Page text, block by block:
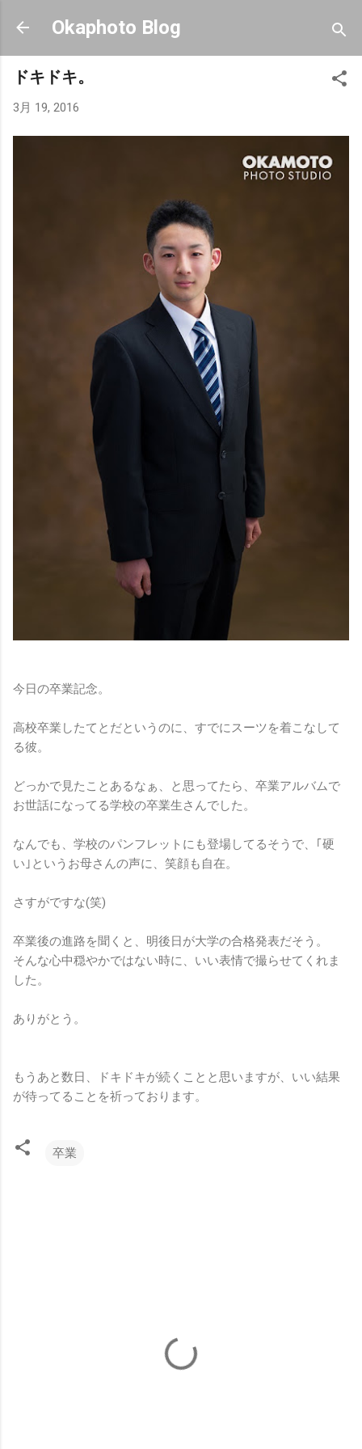
スキップしてメイン コンテンツに移動
Okaphoto Blog
ドキドキ。
3月 19, 2016
今日の卒業記念。
高校卒業したてとだというのに、すでにスーツを着こなして
る彼。
どっかで見たことあるなぁ、と思ってたら、卒業アルバムで
お世話になってる学校の卒業生さんでした。
なんでも、学校のパンフレットにも登場してるそうで、｢硬
い｣というお母さんの声に、笑顔も自在。
さすがですな(笑)
卒業後の進路を聞くと、明後日が大学の合格発表だそう。
そんな心中穏やかではない時に、いい表情で撮らせてくれま
した。
ありがとう。
もうあと数日、ドキドキが続くことと思いますが、いい結果
が待ってることを祈っております。
卒業